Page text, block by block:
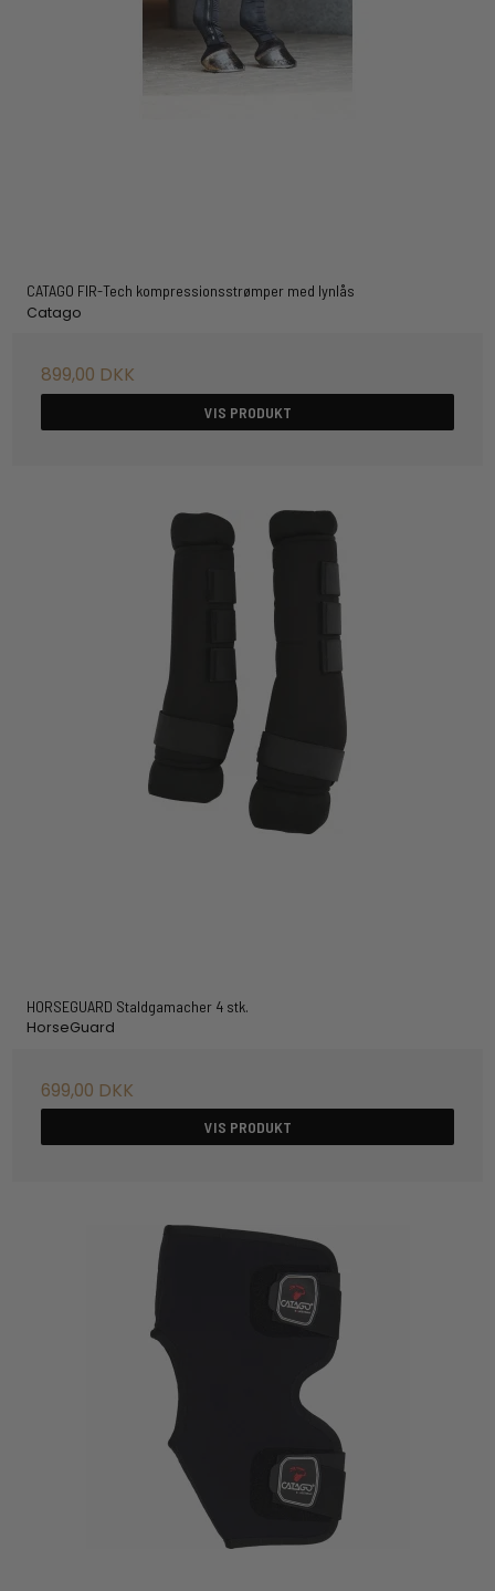
CATAGO FIR-Tech kompressionsstrømper med lynlås
Catago
899,00 DKK
VIS PRODUKT
HORSEGUARD Staldgamacher 4 stk.
HorseGuard
699,00 DKK
VIS PRODUKT